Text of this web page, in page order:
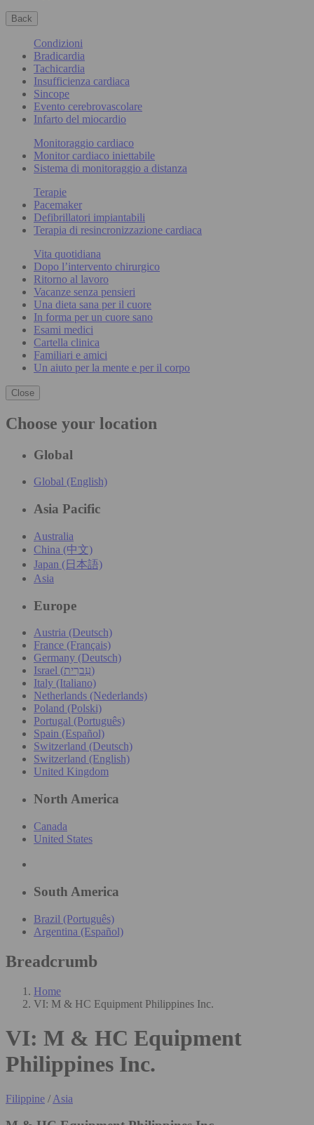
Back
Condizioni
Bradicardia
Tachicardia
Insufficienza cardiaca
Sincope
Evento cerebrovascolare
Infarto del miocardio
Monitoraggio cardiaco
Monitor cardiaco iniettabile
Sistema di monitoraggio a distanza
Terapie
Pacemaker
Defibrillatori impiantabili
Terapia di resincronizzazione cardiaca
Vita quotidiana
Dopo l’intervento chirurgico
Ritorno al lavoro
Vacanze senza pensieri
Una dieta sana per il cuore
In forma per un cuore sano
Esami medici
Cartella clinica
Familiari e amici
Un aiuto per la mente e per il corpo
Close
Choose your location
Global
Global (English)
Asia Pacific
Australia
China (中文)
Japan (日本語)
Asia
Europe
Austria (Deutsch)
France (Français)
Germany (Deutsch)
Israel (עִברִית)
Italy (Italiano)
Netherlands (Nederlands)
Poland (Polski)
Portugal (Português)
Spain (Español)
Switzerland (Deutsch)
Switzerland (English)
United Kingdom
North America
Canada
United States
South America
Brazil (Português)
Argentina (Español)
Breadcrumb
Home
VI: M & HC Equipment Philippines Inc.
VI: M & HC Equipment
Philippines Inc.
Filippine / Asia